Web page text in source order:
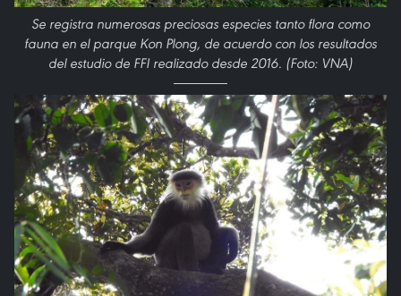
Se registra numerosas preciosas especies tanto flora como
fauna en el parque Kon Plong, de acuerdo con los resultados
del estudio de FFI realizado desde 2016. (Foto: VNA)